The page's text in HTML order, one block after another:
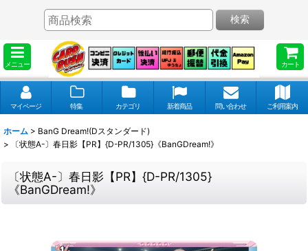
メニュー カート
検索
マイページ 特集 カテゴリ 新着商品 問い合わせ ご利用案内
ホーム > BanG Dream!(Dスタンダード)
>
〔状態A-〕春日影【PR】{D-PR/1305}《BanGDream!》
〔状態A-〕春日影【PR】{D-PR/1305}
《BanGDream!》